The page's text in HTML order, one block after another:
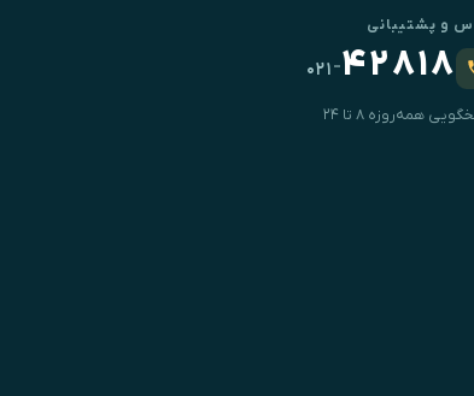
و پشتیبانی
۴۲۸۱۸-۰۲۱
همه‌روزه ۸ تا ۲۴